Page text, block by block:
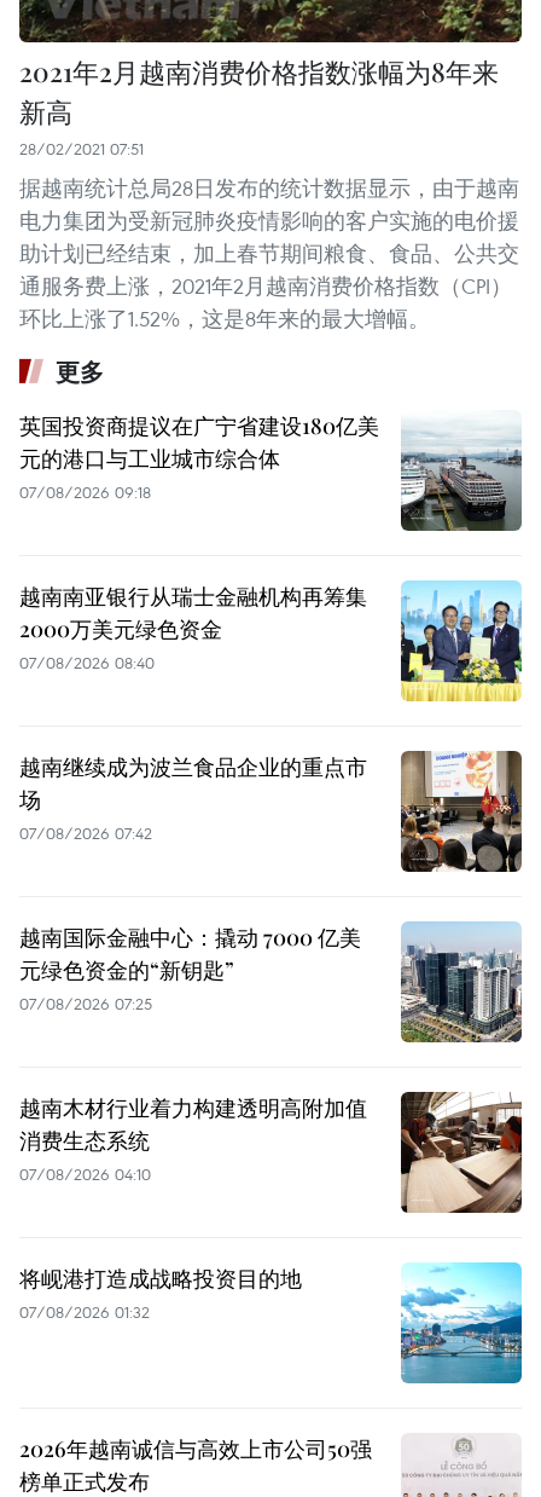
2021年2月越南消费价格指数涨幅为8年来
新高
28/02/2021 07:51
据越南统计总局28日发布的统计数据显示，由于越南
电力集团为受新冠肺炎疫情影响的客户实施的电价援
助计划已经结束，加上春节期间粮食、食品、公共交
通服务费上涨，2021年2月越南消费价格指数（CPI）
环比上涨了1.52%，这是8年来的最大增幅。
更多
英国投资商提议在广宁省建设180亿美
元的港口与工业城市综合体
07/08/2026 09:18
越南南亚银行从瑞士金融机构再筹集
2000万美元绿色资金
07/08/2026 08:40
越南继续成为波兰食品企业的重点市
场
07/08/2026 07:42
越南国际金融中心：撬动 7000 亿美
元绿色资金的“新钥匙”
07/08/2026 07:25
越南木材行业着力构建透明高附加值
消费生态系统
07/08/2026 04:10
将岘港打造成战略投资目的地
07/08/2026 01:32
2026年越南诚信与高效上市公司50强
榜单正式发布